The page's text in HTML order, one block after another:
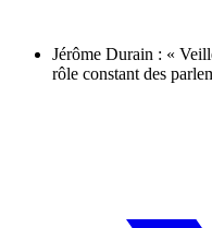
Jérôme Durain : «
rôle constant des